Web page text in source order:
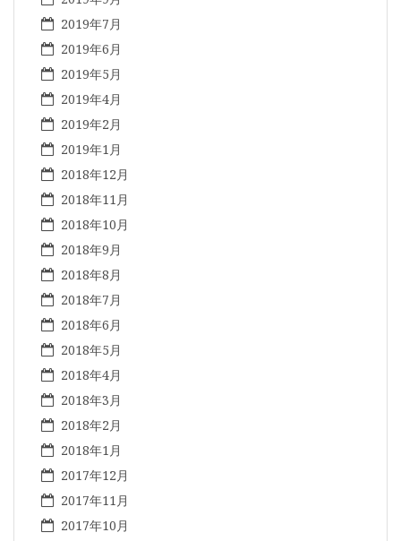
2019年7月
2019年6月
2019年5月
2019年4月
2019年2月
2019年1月
2018年12月
2018年11月
2018年10月
2018年9月
2018年8月
2018年7月
2018年6月
2018年5月
2018年4月
2018年3月
2018年2月
2018年1月
2017年12月
2017年11月
2017年10月